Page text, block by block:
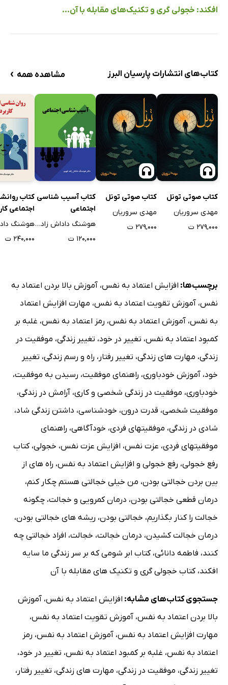
افکند: خجولی گری و تکنیک‌های مقابله با آن...
کتاب‌های انتشارات پارسیان البرز مشاهده همه ›
کتاب صوتی تونل
مهدی سروریان
۲۷۹,۰۰۰ ت
کتاب صوتی تونل
مهدی سروریان
۲۷۹,۰۰۰ ت
کتاب آسیب شناسی
اجتماعی
هوشنگ داداش زاده فهیم
۱۲۰,۰۰۰ ت
کتاب
اجتماعی
۲۴۰,۰۰۰ ت
برچسب‌ها: افزایش اعتماد به نفس، آموزش بالا بردن اعتماد به
نفس، آموزش تقویت اعتماد به نفس، مهارت افزایش اعتماد
به نفس، آموزش اعتماد به نفس، رمز اعتماد به نفس، غلبه بر
کمبود اعتماد به نفس، تغییر در خود، تغییر زندگی، موفقیت در
زندگی، مهارت های زندگی، تغییر رفتار ، راه و رسم زندگی، تغییر
خود، آموزش خودباوری، راهنمای موفقیت، رسیدن به موفقیت،
خودباوری، موفقیت در زندگی شخصی و کاری، آرامش در زندگی،
موفقیت شخصی، قدرت درون، خودشناسی، داشتن زندگی شاد،
شادی در زندگی، موفقیتهای فردی، خودآگاهی، راهنمای
موفقیتهای فردی، عزت نفس، افزایش عزت نفس، خجولی،کتاب
رفع خجولی، رفع خجولی و افزایش اعتماد به نفس، راه های از
بین بردن خجالتی بودن، من خیلی خجالتی هستم چکار کنم،
درمان قطعی خجالتی بودن، درمان کمرویی و خجالت، چگونه
خجالت را کنار بگذاریم، خجالتی بودن، ریشه های خجالتی بودن،
درمان خجالت کشیدن، درمان خجالت، خجالت، افراد خجالتی چه
کنند، فاطمه دانائی،کتاب ابر شومی که بر سر زندگی ما سایه
افکند،کتاب خجولی گری و تکنیک های مقابله با آن
جستجوی کتاب‌های مشابه: افزایش اعتماد به نفس، آموزش
بالا بردن اعتماد به نفس، آموزش تقویت اعتماد به نفس،
مهارت افزایش اعتماد به نفس، آموزش اعتماد به نفس، رمز
اعتماد به نفس، غلبه بر کمبود اعتماد به نفس، تغییر در خود،
تغییر زندگی، موفقیت در زندگی، مهارت های زندگی، تغییر رفتار ،